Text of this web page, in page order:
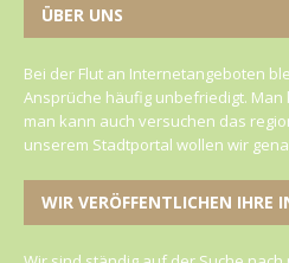
ÜBER UNS
Bei der Flut an Internetangeboten
Ansprüche häufig unbefriedigt.
man kann auch versuchen das
unserem Stadtportal wollen wir
WIR VERÖFFENTLICHEN IHRE